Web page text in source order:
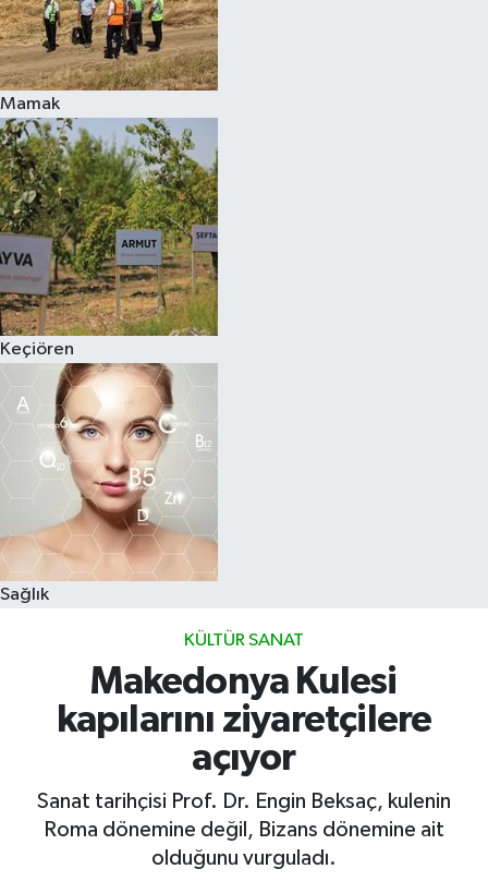
Mamak
Keçiören
Sağlık
KÜLTÜR SANAT
Makedonya Kulesi
kapılarını ziyaretçilere
açıyor
Sanat tarihçisi Prof. Dr. Engin Beksaç, kulenin
Roma dönemine değil, Bizans dönemine ait
olduğunu vurguladı.